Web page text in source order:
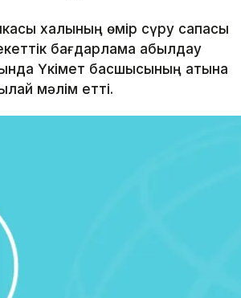
халқының өмір сүру сапасы
бағдарлама қабылдау
Үкімет басшысының атына
мәлім етті.